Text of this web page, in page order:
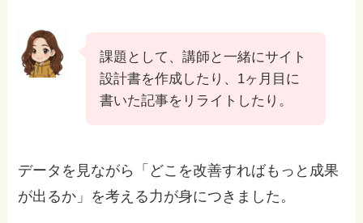
課題として、講師と一緒にサイト
設計書を作成したり、1ヶ月目に
書いた記事をリライトしたり。
データを見ながら「どこを改善すればもっと成果
が出るか」を考える力が身につきました。